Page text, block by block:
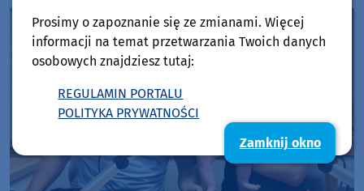
Prosimy o zapoznanie się ze zmianami. Więcej
informacji na temat przetwarzania Twoich danych
osobowych znajdziesz tutaj:
REGULAMIN PORTALU
POLITYKA PRYWATNOŚCI
Zamknij okno